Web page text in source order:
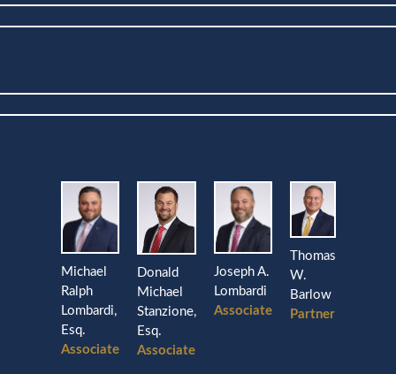
Michael
Ralph
Lombardi,
Esq.
Associate
Donald
Michael
Stanzione,
Esq.
Associate
Joseph A.
Lombardi
Associate
Thomas
W.
Barlow
Partner